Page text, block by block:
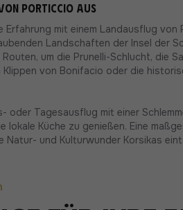
Porticcio aus
Erfahrung mit einem Landausflug von
Landschaften der Insel der
um die Prunelli-Schlucht, die
von Bonifacio oder die
oder Tagesausflug mit einer
lokale Küche zu genießen. Eine
Natur- und Kulturwunder Korsikas